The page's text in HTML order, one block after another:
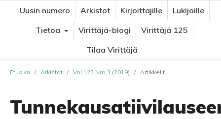
Uusin numero Arkistot Kirjoittajille
Lukijoille
Tietoa
Virittäjä-blogi
Virittäjä 125
Tilaa Virittäjä
Etusivu / Arkistot / Vol 123 Nro 3 (2019) / Artikkelit